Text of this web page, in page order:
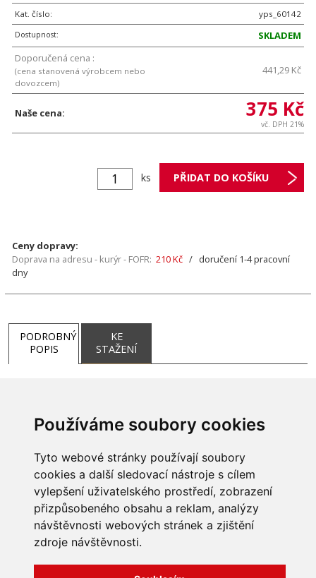
Používáme soubory cookies
Tyto webové stránky používají soubory
cookies a další sledovací nástroje s cílem
vylepšení uživatelského prostředí, zobrazení
přizpůsobeného obsahu a reklam, analýzy
návštěvnosti webových stránek a zjištění
zdroje návštěvnosti.
Kat. číslo:
yps_60142
Dostupnost:
SKLADEM
Doporučená cena :
(cena stanovená výrobcem nebo
dovozcem)
441,29 Kč
Naše cena: 375 Kč
vč. DPH 21%
ks
Ceny dopravy:
Doprava na adresu - kurýr - FOFR: 210 Kč / doručení 1-4 pracovní
dny
PODROBNÝ
POPIS
KE
STAŽENÍ
INFORMACE
Obchodní podmínky
Zpracování a ochrana
osobních údajů
Všechna práva vyhrazena